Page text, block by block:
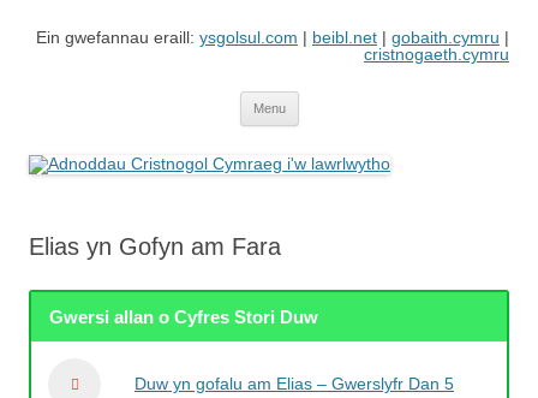
content
Ein gwefannau eraill: ysgolsul.com | beibl.net | gobaith.cymru |
cristnogaeth.cymru
lawrlwytho
adnoddau i'w lawrlwytho'n rhad ac am ddim
Menu
Elias yn Gofyn am Fara
Gwersi allan o Cyfres Stori Duw
Duw yn gofalu am Elias – Gwerslyfr Dan 5